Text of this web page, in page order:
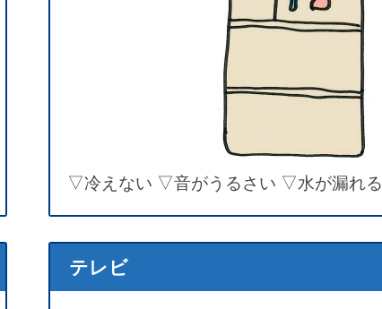
▽冷えない ▽音がうるさい ▽水が漏れる
テレビ